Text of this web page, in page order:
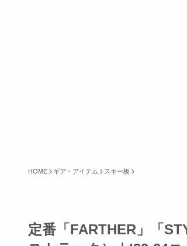
HOME ギア・アイテム スキー板
定番「FARTHER」「